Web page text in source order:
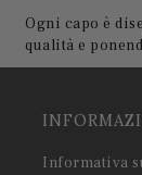
Ogni capo è
qualità e
Informativa